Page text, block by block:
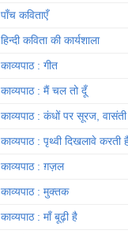
पाँच कविताएँ
हिन्दी कविता की कार्यशाला
काव्यपाठ : गीत
काव्यपाठ : मैं चल तो दूँ
काव्यपाठ : कंधों पर सूरज,
काव्यपाठ : पृथ्वी दिखलावे
काव्यपाठ : ग़ज़ल
काव्यपाठ : मुक्तक
काव्यपाठ : माँ बूढ़ी है